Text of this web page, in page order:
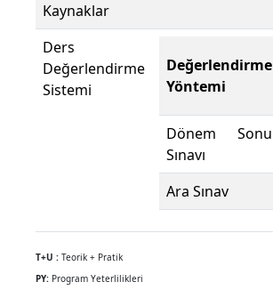
Kaynaklar
Ders
Değerlendirme
Sistemi
Değerlendirme
Yöntemi
Dönem Sonu
Sınavı
Ara Sınav
T+U : Teorik + Pratik
PY: Program Yeterlilikleri